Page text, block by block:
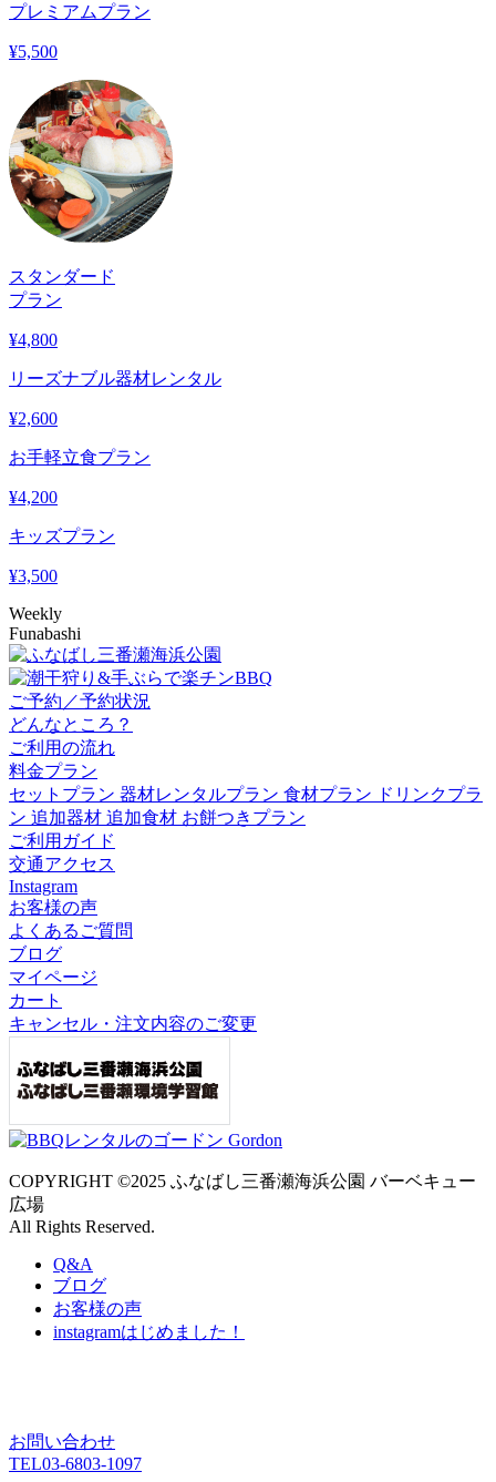
プレミアムプラン
¥5,500
スタンダード
プラン
¥4,800
リーズナブル器材レンタル
¥2,600
お手軽立食プラン
¥4,200
キッズプラン
¥3,500
Weekly
Funabashi
ご予約／予約状況
どんなところ？
ご利用の流れ
料金プラン
セットプラン 器材レンタルプラン 食材プラン ドリンクプラ
ン 追加器材 追加食材 お餅つきプラン
ご利用ガイド
交通アクセス
Instagram
お客様の声
よくあるご質問
ブログ
マイページ
カート
キャンセル・注文内容のご変更
COPYRIGHT ©2025 ふなばし三番瀬海浜公園 バーベキュー
広場
All Rights Reserved.
Q&A
ブログ
お客様の声
instagramはじめました！
お問い合わせ
TEL03-6803-1097